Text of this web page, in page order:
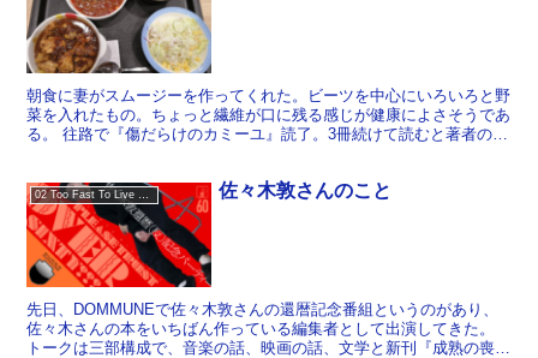
朝食に妻がスムージーを作ってくれた。ビーツを中心にいろいろと野
菜を入れたもの。ちょっと繊維が口に残る感じが健康によさそうであ
る。 往路で『傷だらけのカミーユ』読了。3冊続けて読むと著者の
02 Too Fast To Live Too Young To Die 佐々木敦さんのこと
先日、DOMMUNEで佐々木敦さんの還暦記念番組というのがあり、
佐々木さんの本をいちばん作っている編集者として出演してきた。
トークは三部構成で、音楽の話、映画の話、文学と新刊『成熟の喪